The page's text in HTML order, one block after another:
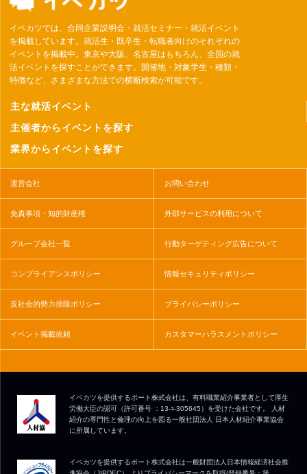
イベカツでは、合同企業説明会・就活セミナー・就活イベント
を掲載しています。就活生・既卒生・転職者向けのそれぞれの
イベントを掲載中。東京や大阪、名古屋はもちろん、全国の就
活イベントを探すことができます。開催地・対象学生・種類・
特徴など、さまざまな方法での横断検索が可能です。
主な就活イベント
主催者からイベントを探す
業界からイベントを探す
運営会社 お問い合わせ
免責事項・知的財産権 外部サービスの利用について
グループ会社一覧 行動ターゲティング広告について
コンプライアンスポリシー 情報セキュリティポリシー
反社会的勢力排除ポリシー プライバシーポリシー
イベント掲載依頼 カスタマーハラスメントポリシー